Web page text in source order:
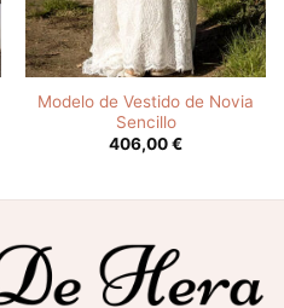
Modelo de Vestido de Novia
Sencillo
406,00€